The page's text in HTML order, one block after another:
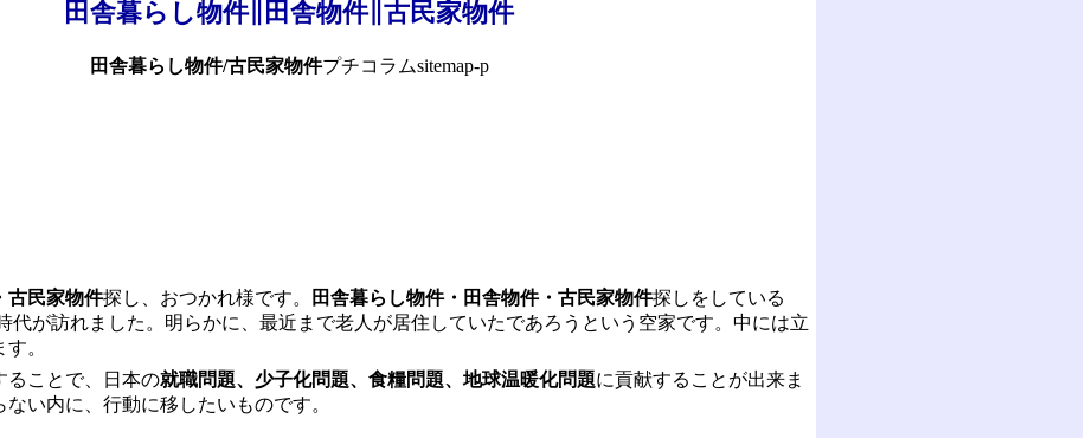
田舎暮らし物件∥田舎物件∥古民家物件
田舎暮らし物件/古民家物件プチコラムsitemap-p
古民家物件探し、おつかれ様です。 田舎暮らし物件・田舎物件・古民家物件探しをしている
代が訪れました。明らかに、最近まで老人が居住していたであろうという空家です。中には立
。
ることで、日本の就職問題、少子化問題、食糧問題、地球温暖化問題に貢献することが出来ま
ない内に、行動に移したいものです。